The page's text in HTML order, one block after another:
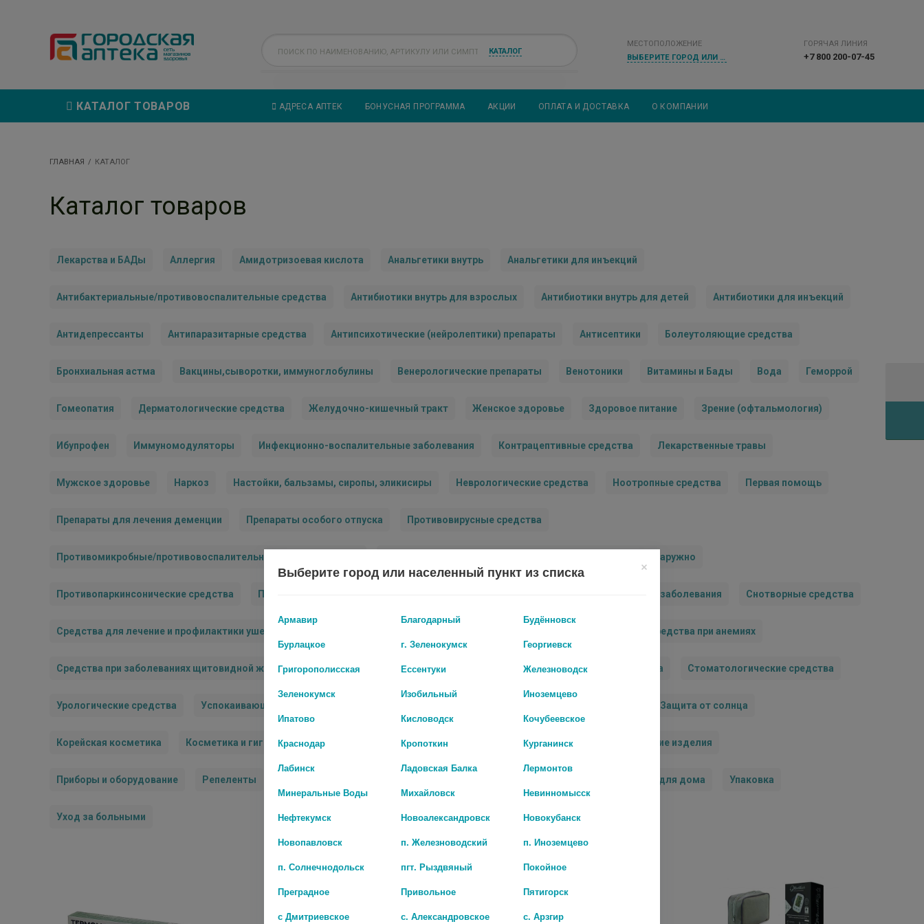
КАТАЛОГ
МЕСТОПОЛОЖЕНИЕ
ВЫБЕРИТЕ ГОРОД ИЛИ НАСЕЛЕННЫЙ ПУНКТ
ГОРЯЧАЯ ЛИНИЯ
+7 800 200-07-45
АДРЕСА АПТЕК БОНУСНАЯ ПРОГРАММА АКЦИИ ОПЛАТА И ДОСТАВКА О КОМПАНИИ
КАТАЛОГ ТОВАРОВ
ГЛАВНАЯ КАТАЛОГ
Каталог товаров
Лекарства и БАДы Аллергия Амидотризоевая кислота Анальгетики внутрь Анальгетики для инъекций
Антибактериальные/противовоспалительные средства Антибиотики внутрь для взрослых Антибиотики внутрь для детей Антибиотики для инъекций
Антидепрессанты Антипаразитарные средства Антипсихотические (нейролептики) препараты Антисептики Болеутоляющие средства
Бронхиальная астма Вакцины,сыворотки, иммуноглобулины Венерологические препараты Венотоники Витамины и Бады Вода Геморрой
Гомеопатия Дерматологические средства Желудочно-кишечный тракт Женское здоровье Здоровое питание Зрение (офтальмология)
Ибупрофен Иммуномодуляторы Инфекционно-воспалительные заболевания Контрацептивные средства Лекарственные травы
Мужское здоровье Наркоз Настойки, бальзамы, сиропы, эликисиры Неврологические средства Ноотропные средства Первая помощь
Препараты для лечения деменции Препараты особого отпуска Противовирусные средства
Противомикробные/противовоспалительные средства внутрь Противомикробные/противовоспалительные средства наружно
Противопаркинсонические средства Противоэпилептические препараты Сердечно-сосудистые заболевания Снотворные средства
Средства для лечение и профилактики ушей Средства при анемиях
Средства при заболеваниях щитовидной железы Средства при сахарном диабете Стимуляторы дыхательно центра Стоматологические средства
Урологические средства Успокаивающие средства Защита от солнца
Корейская косметика Косметика и гигиена Лечебная косметика Мама и малыш Оптика Ортопедические изделия
Приборы и оборудование Репеленты Товары для дома Упаковка
Уход за больными
Выберите город или населенный пункт из списка
Армавир Благодарный
Будённовск
Бурлацкое
г. Зеленокумск
Георгиевск
Григорополисская
Ессентуки
Железноводск
Зеленокумск
Изобильный
Иноземцево
Ипатово
Кисловодск
Кочубеевское
Краснодар
Кропоткин
Курганинск
Лабинск
Ладовская Балка
Лермонтов
Минеральные Воды
Михайловск
Невинномысск
Нефтекумск
Новоалександровск
Новокубанск
Новопавловск
п. Железноводский
п. Иноземцево
п. Солнечнодольск
пгт. Рыздвяный
Покойное
Преградное
Привольное
Пятигорск
с Дмитриевское
с. Александровское
с. Арзгир